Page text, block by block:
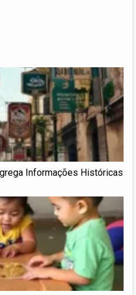
Informações Históricas